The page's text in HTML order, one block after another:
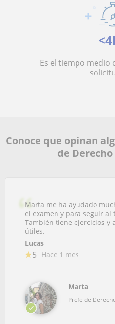
Es el tiempo medio
Conoce que opinan
de
Marta me ha ayudado
el examen y para seguir al
También tiene ejercicios y
útiles.
Lucas
5 Hace 1 mes
Marta
Profe de